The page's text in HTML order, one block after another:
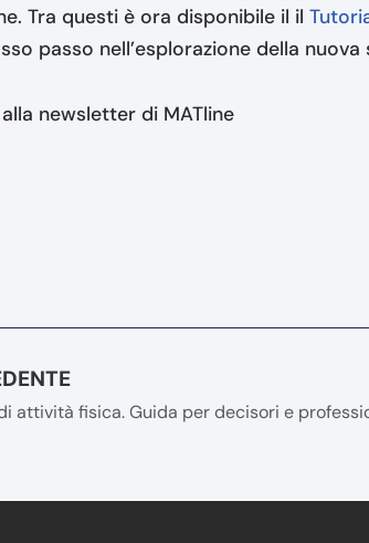
Tra questi è ora disponibile il il
passo nell’esplorazione della nuova
alla newsletter di MATline
attività fisica. Guida per decisori e